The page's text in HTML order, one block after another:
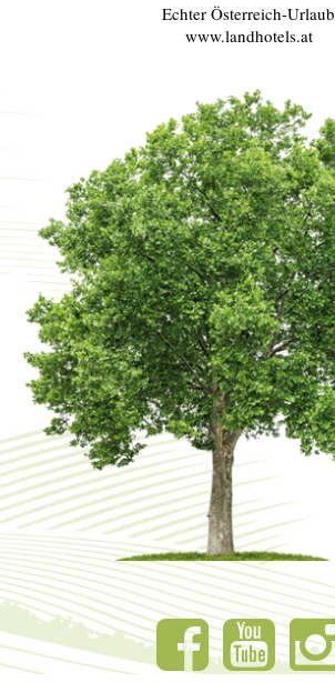
Echter Österreich-Urlaub
www.landhotels.at